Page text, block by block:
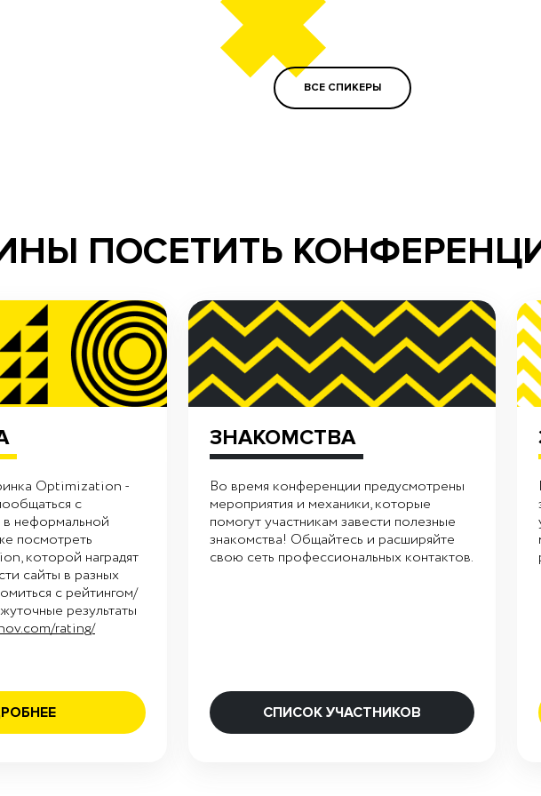
ВСЕ СПИКЕРЫ
ПОСЕТИТЬ
Optimization -
с
в неформальной
посмотреть
которой наградят
сайты в разных
с рейтингом/
результаты
rating/
ЗНАКОМСТВА
Во время конференции предусмотрены
мероприятия и механики, которые
помогут участникам завести полезные
знакомства! Общайтесь и расширяйте
свою сеть профессиональных контактов.
СПИСОК УЧАСТНИКОВ